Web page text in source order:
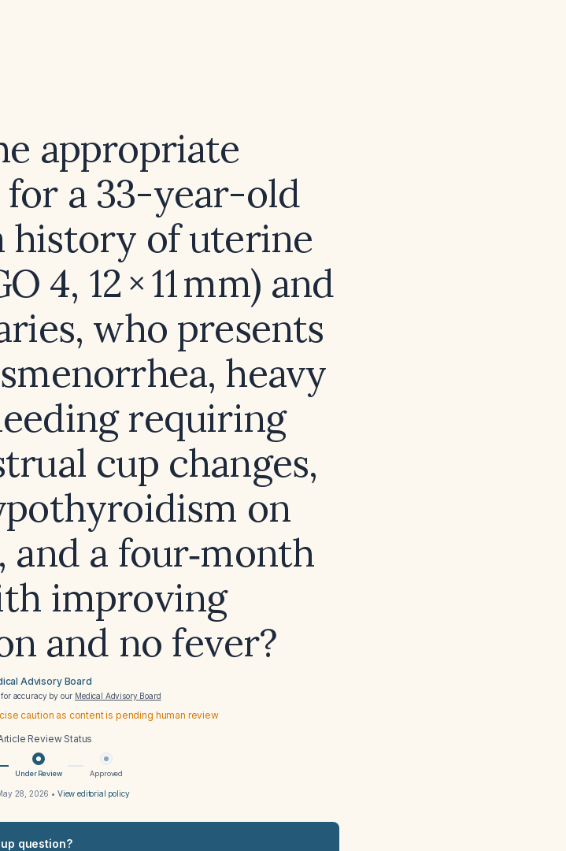
appropriate
a 33-year-old
history of uterine
4, 12 × 11 mm) and
who presents
heavy
requiring
cup changes,
on
a four‑month
improving
and no fever?
Advisory Board
accuracy by our Medical Advisory Board
caution as content is pending human review
Review Status
Under Review Approved
28, 2026 • View editorial policy
question?